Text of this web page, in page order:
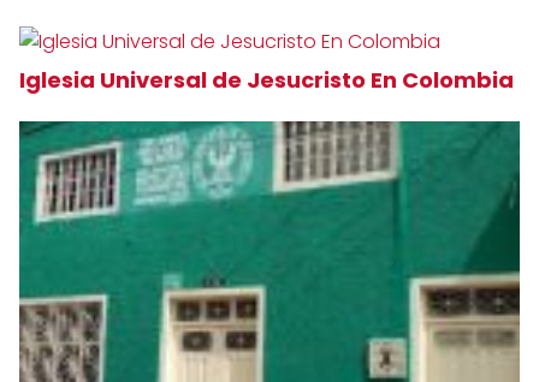
Iglesia Universal de Jesucristo En Colombia